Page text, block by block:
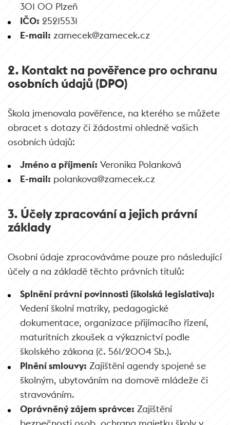
301 00 Plzeň
IČO: 25215531
E-mail: zamecek@zamecek.cz
2. Kontakt na pověřence pro ochranu
osobních údajů (DPO)
Škola jmenovala pověřence, na kterého se můžete
obracet s dotazy či žádostmi ohledně vašich
osobních údajů:
Jméno a příjmení: Veronika Polanková
E-mail: polankova@zamecek.cz
3. Účely zpracování a jejich právní
základy
Osobní údaje zpracováváme pouze pro následující
účely a na základě těchto právních titulů:
Splnění právní povinnosti (školská legislativa):
Vedení školní matriky, pedagogické
dokumentace, organizace přijímacího řízení,
maturitních zkoušek a výkaznictví podle
školského zákona (č. 561/2004 Sb.).
Plnění smlouvy: Zajištění agendy spojené se
školným, ubytováním na domově mládeže či
stravováním.
Oprávněný zájem správce: Zajištění